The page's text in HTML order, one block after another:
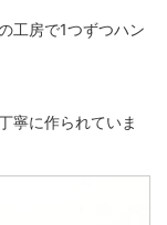
工房で1つずつハン
寧に作られていま